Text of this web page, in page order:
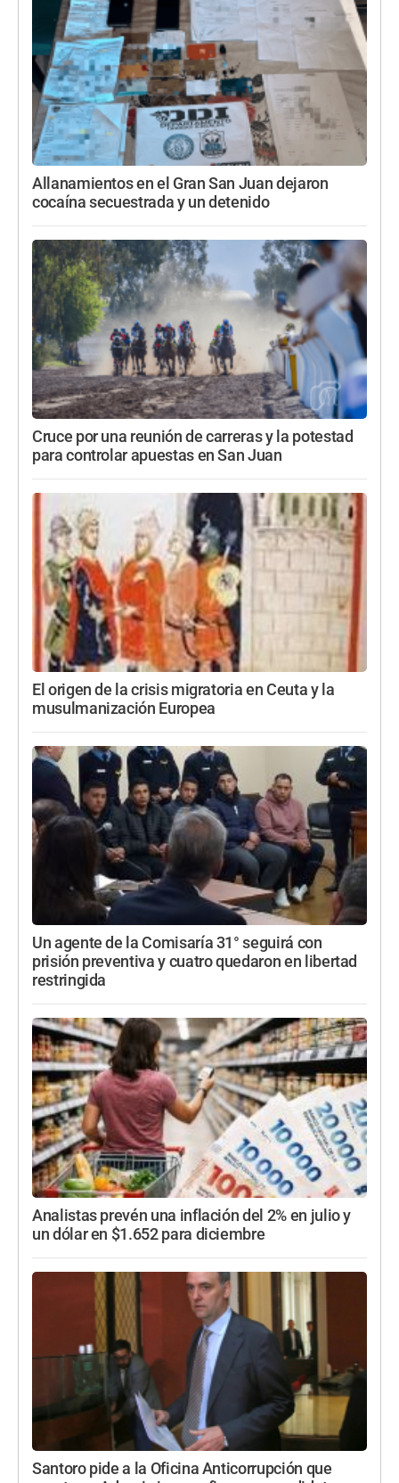
Allanamientos en el Gran San Juan dejaron
cocaína secuestrada y un detenido
Cruce por una reunión de carreras y la potestad
para controlar apuestas en San Juan
El origen de la crisis migratoria en Ceuta y la
musulmanización Europea
Un agente de la Comisaría 31° seguirá con
prisión preventiva y cuatro quedaron en libertad
restringida
Analistas prevén una inflación del 2% en julio y
un dólar en $1.652 para diciembre
Santoro pide a la Oficina Anticorrupción que